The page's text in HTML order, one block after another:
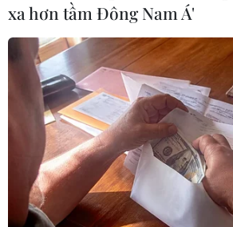
Nhận định Singapore vs
Indonesia (20h ngày 7/8):
Cuộc quyết đấu giành tấm
vé bán kết duy nhất
07/08/2026 08:41
86
ADN,
vọng
07/08/
xa hơn tầm Đông Nam Á'